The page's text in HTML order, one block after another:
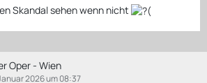
Skandal sehen wenn nicht
Oper - Wien
2026 um 08:37